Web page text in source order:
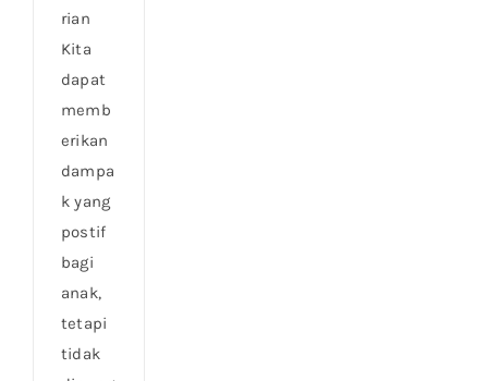
rian
Kita
dapat
memb
erikan
dampa
k yang
postif
bagi
anak,
tetapi
tidak